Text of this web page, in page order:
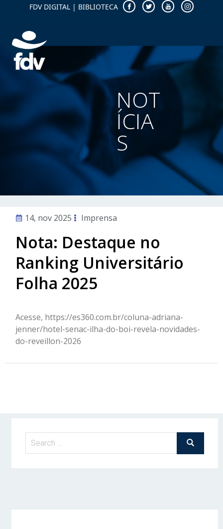
FDV DIGITAL | BIBLIOTECA
NOT
ÍCIA
S
14, nov 2025 Imprensa
Nota: Destaque no
Ranking Universitário
Folha 2025
Acesse, https://es360.com.br/coluna-adriana-
jenner/hotel-senac-ilha-do-boi-revela-novidades-
do-reveillon-2026